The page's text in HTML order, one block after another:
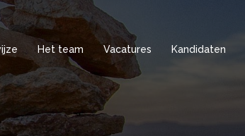
Het team Vacatures Kandidaten